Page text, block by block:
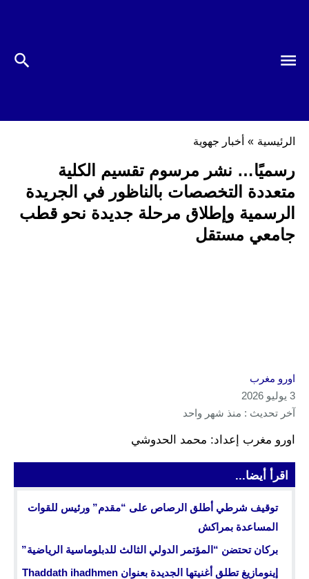
الرئيسية » أخبار جهوية
رسميًا… نشر مرسوم تقسيم الكلية
متعددة التخصصات بالناظور في الجريدة
الرسمية وإطلاق مرحلة جديدة نحو قطب
جامعي مستقل
اورو مغرب
3 يوليو 2026
آخر تحديث : منذ شهر واحد
اورو مغرب إعداد: محمد الحدوشي
اقرأ أيضا...
توقيف شرطي أطلق الرصاص على “مقدم” ورئيس للقوات
المساعدة بمراكش
بركان تحتضن “المؤتمر الدولي الثالث للدبلوماسية الرياضية”
إينومازيغ تطلق أغنيتها الجديدة بعنوان Thaddath ihadhmen